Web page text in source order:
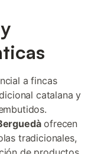
a fincas
catalana y
ofrecen
tradicionales,